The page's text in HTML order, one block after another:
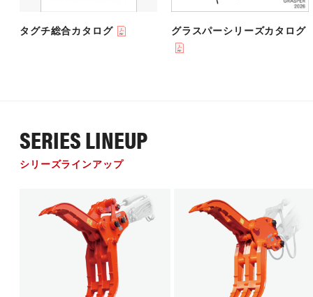
タグチ総合カタログ グラスパーシリーズカタログ
SERIES LINEUP
シリーズラインアップ